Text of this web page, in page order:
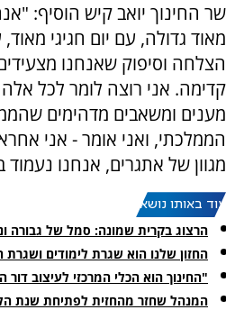
שר החינוך יואב קיש הוסיף:
מאוד גדולה, עם יום חגיגי
הצלחה וסיפוק שאנחנו
קדימה. אני רוצה לומר לכל
מענים ומשאבים מדהימים
הממלכתי, ואני אומר - אני
מגוון של אתגרים, אנחנו נעמוד
עוד באותו נושא:
הרצוג בקרית שמונה: סמל של גבורה
החזון שלנו הוא שגרת לימודים ושגרת
"החינוך הוא הכלי המרכזי לעיצוב דור
המנהל שחזר מהחזית לפתיחת שנת